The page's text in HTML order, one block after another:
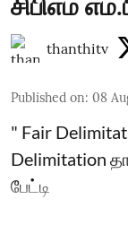
thanthitv
Published on: 08
" Fair
Delimitation
பேட்டி